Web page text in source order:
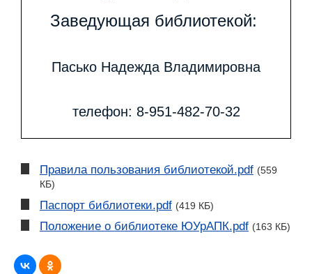
Заведующая библиотекой:
Пасько Надежда Владимировна
телефон: 8-951-482-70-32
Правила пользования библиотекой.pdf (559
КБ)
Паспорт библиотеки.pdf (419 КБ)
Положение о библиотеке ЮУрАПК.pdf (163 КБ)